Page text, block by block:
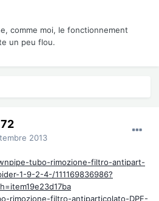
comme moi, le fonctionnement
un peu flou.
2013
tubo-rimozione-filtro-antipart-
1-9-2-4-/111169836986?
rimozione-filtro-antiparticolato-DPF-